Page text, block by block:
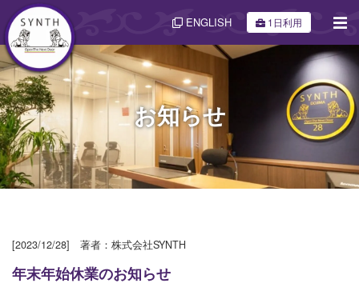
ENGLISH 1日利用
お知らせ
[2023/12/28] 著者：株式会社SYNTH
年末年始休業のお知らせ